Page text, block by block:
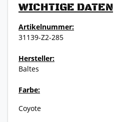
WICHTIGE DATEN
Artikelnummer:
31139-Z2-285
Hersteller:
Baltes
Farbe:
Coyote